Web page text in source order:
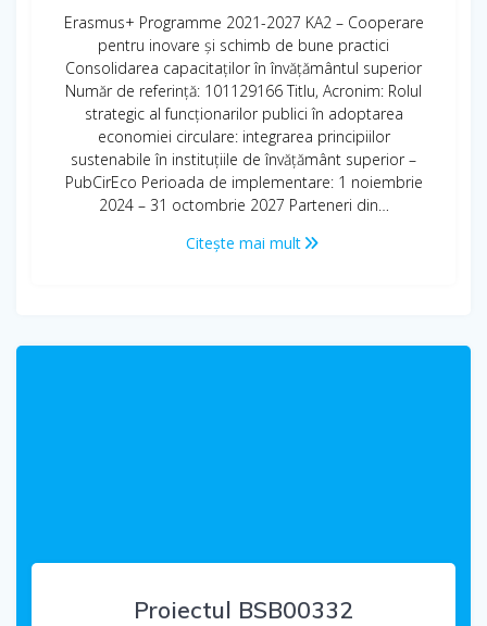
Erasmus+ Programme 2021-2027 KA2 – Cooperare
pentru inovare și schimb de bune practici
Consolidarea capacitaților în învățământul superior
Număr de referință: 101129166 Titlu, Acronim: Rolul
strategic al funcționarilor publici în adoptarea
economiei circulare: integrarea principiilor
sustenabile în instituțiile de învățământ superior –
PubCirEco Perioada de implementare: 1 noiembrie
2024 – 31 octombrie 2027 Parteneri din…
Citește mai mult
Proiectul BSB00332